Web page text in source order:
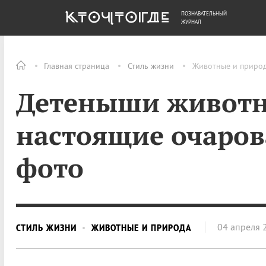
Главная страница Стиль жизни Животные и
Детеныши
настоящие
фото
СТИЛЬ ЖИЗНИ ЖИВОТНЫЕ И ПРИРОДА 04 апреля
ОБЩЕСТВО ДЕНЬГИ
ПОЗНАВАТЕЛЬНЫЙ
ЖУРНАЛ